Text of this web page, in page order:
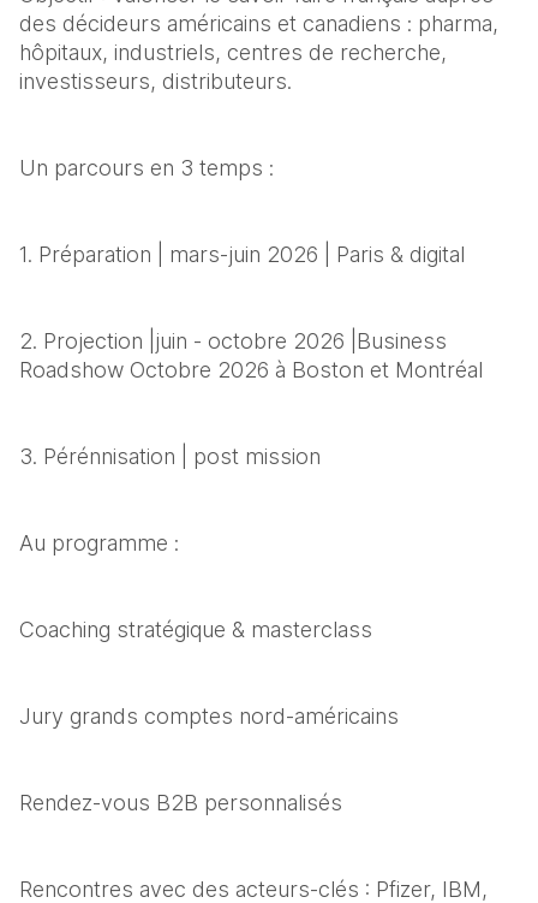
des décideurs américains et canadiens : pharma,
hôpitaux, industriels, centres de recherche,
investisseurs, distributeurs.
Un parcours en 3 temps :
1. Préparation | mars-juin 2026 | Paris & digital
2. Projection |juin - octobre 2026 |Business
Roadshow Octobre 2026 à Boston et Montréal
3. Pérénnisation | post mission
Au programme :
Coaching stratégique & masterclass
Jury grands comptes nord-américains
Rendez-vous B2B personnalisés
Rencontres avec des acteurs-clés : Pfizer, IBM,